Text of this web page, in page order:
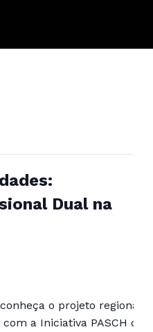
Dual na
o projeto regional
a Iniciativa PASCH